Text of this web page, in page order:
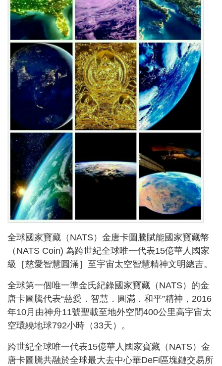
全球國家寶藏（NATS）金唐卡圖騰賦能國家寶藏幣
（NATS Coin) 為跨世紀全球唯一代表15億華人國家
級［慈愛智慧圓滿］至宇宙太空智慧精神文明總吉。
全球第一個唯一準金氏紀錄國家寶藏（NATS）的金
唐卡圖騰代表“慈愛．智慧．圓滿．和平”精神，2016
年10月由神舟11號聖載至地外空間400公里高宇宙太
空環繞地球792小時（33天）。
跨世紀全球唯一代表15億華人國家寶藏（NATS）金
唐卡圖騰共融於全球最大去中心華DeFi區塊鏈交易所